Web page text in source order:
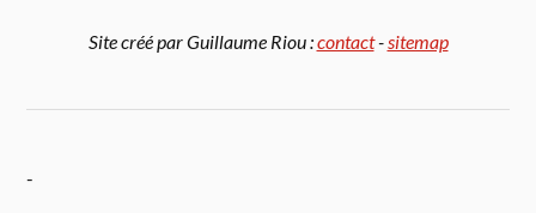
Site créé par Guillaume Riou :contact-sitemap
-